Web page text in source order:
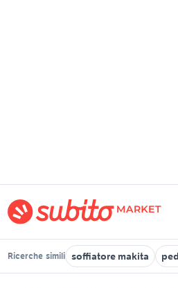
Ricerche simili soffiatore makita